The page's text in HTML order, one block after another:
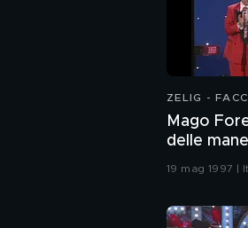
ZELIG -
Mago
delle
Facciamo
19 mag 1997 |